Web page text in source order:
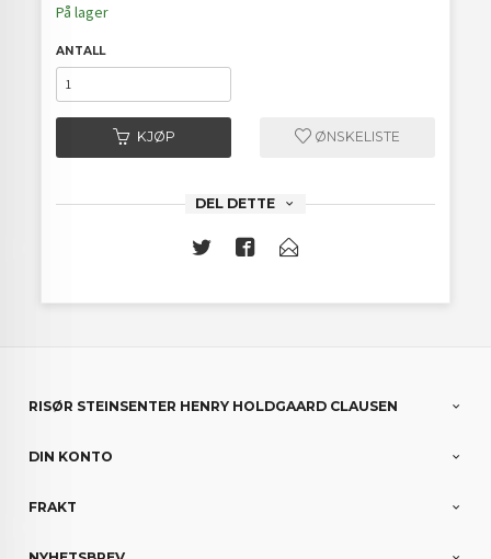
På lager
ANTALL
KJØP ØNSKELISTE
DEL DETTE
RISØR STEINSENTER HENRY HOLDGAARD CLAUSEN
DIN KONTO
FRAKT